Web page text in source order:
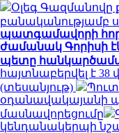
Օլեգ
բանականությամբ
պատգամավորի հոր
ժամանակ Գորիսի
պետը
հայտնաբերվել է
(տեսանյութ)
օդանավակայանի
մասնավորեցումը
կենդանակերպի